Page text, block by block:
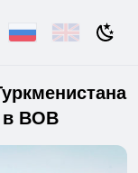
в ВОВ